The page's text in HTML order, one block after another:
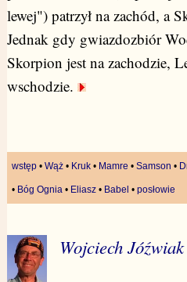
lewej") patrzył na zachód, a
Jednak gdy gwiazdozbiór
Skorpion jest na zachodzie,
wschodzie.
wstęp• Wąż• Kruk• Mamre • Samson •
• Bóg Ognia• Eliasz• Babel • posłowie
Wojciech Jóźwiak